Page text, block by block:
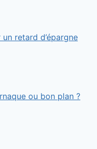
retard d’épargne
ou bon plan ?